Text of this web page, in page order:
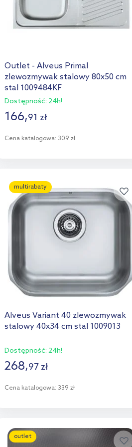
Outlet - Alveus Primal
zlewozmywak stalowy 80x50 cm
stal 1009484KF
Dostępność: 24h!
166,91 zł
Cena katalogowa: 309 zł
Dodaj do porównania
multirabaty
Alveus Variant 40 zlewozmywak
stalowy 40x34 cm stal 1009013
Dostępność: 24h!
268,97zł
Cena katalogowa: 339 zł
Dodaj do porównania
outlet